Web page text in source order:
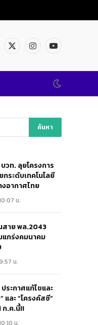
X
InstagramYouTube
วท. ลุยโครงการ
ระดับเทคโนโลยี
อากาศไทย
น.
สาย พล.2043
แกร่งคมนาคม
น.
ระกาศแก้ไขและ
และ “โครงคัสซี”
ก.ค.นี้!!
น.